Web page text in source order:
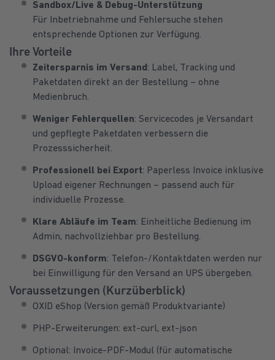
Sandbox/Live & Debug-Unterstützung
Für Inbetriebnahme und Fehlersuche stehen
entsprechende Optionen zur Verfügung.
Ihre Vorteile
Zeitersparnis im Versand : Label, Tracking und
Paketdaten direkt an der Bestellung – ohne
Medienbruch.
Weniger Fehlerquellen: Servicecodes je Versandart
und gepflegte Paketdaten verbessern die
Prozesssicherheit.
Professionell bei Export: Paperless Invoice inklusive
Upload eigener Rechnungen – passend auch für
individuelle Prozesse.
Klare Abläufe im Team: Einheitliche Bedienung im
Admin, nachvollziehbar pro Bestellung.
DSGVO-konform: Telefon-/Kontaktdaten werden nur
bei Einwilligung für den Versand an UPS übergeben.
Voraussetzungen (Kurzüberblick)
OXID eShop (Version gemäß Produktvariante)
PHP-Erweiterungen: ext-curl, ext-json
Optional: Invoice-PDF-Modul (für automatische